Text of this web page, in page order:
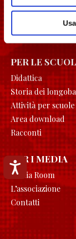
Accessibilità
Esperienze
Eventi
PER LE
Didattica
Storia dei
Attività per scuole
Area download
Racconti
PER I MEDIA
Media Room
L’associazione
Contatti